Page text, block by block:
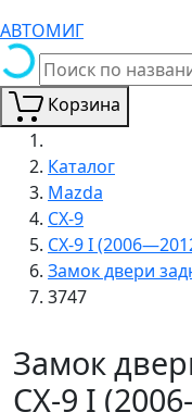
АВТОМИГ
Корзина
Каталог
Mazda
CX-9
CX-9 I
Замок двери
3747
Замок
CX-9 I